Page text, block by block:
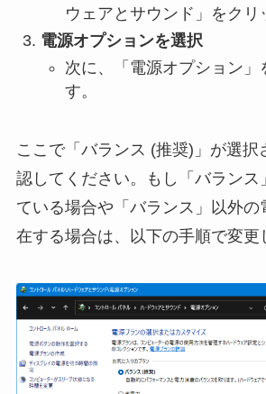
ウェアとサウンド」をクリ
電源オプションを選択
次に、「電源オプション」
す。
ここで「バランス (推奨)」が選択
認してください。もし「バランス
ている場合や「バランス」以外の
在する場合は、以下の手順で変更